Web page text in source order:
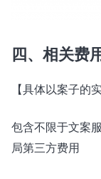
四、相关费
【具体以案子的
包含不限于文案
局第三方费用